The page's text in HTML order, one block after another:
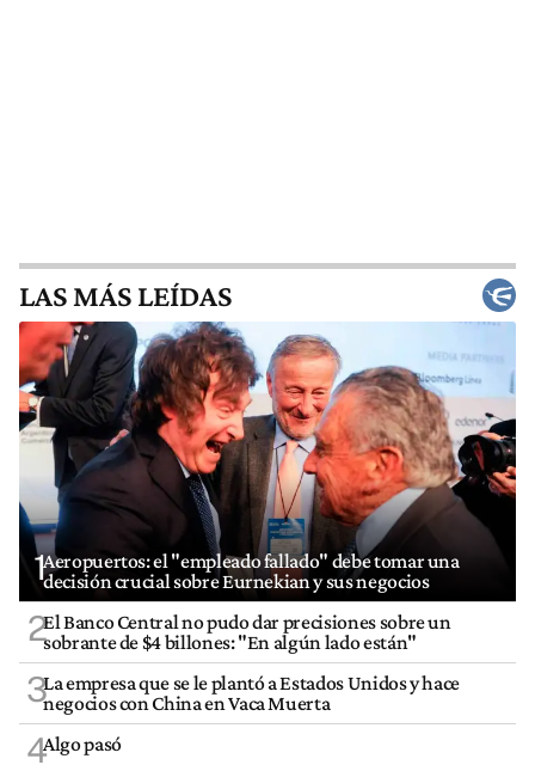
LAS MÁS LEÍDAS
1Aeropuertos: el "empleado fallado" debe tomar una
decisión crucial sobre Eurnekian y sus negocios
2El Banco Central no pudo dar precisiones sobre un
sobrante de $4 billones: "En algún lado están"
3La empresa que se le plantó a Estados Unidos y hace
negocios con China en Vaca Muerta
4Algo pasó